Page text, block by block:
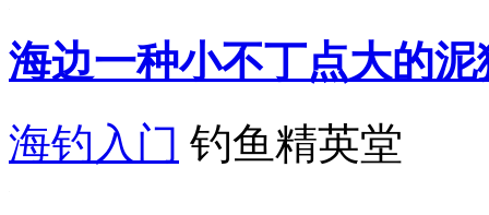
海边一种小不丁点大的
海钓入门 钓鱼精英堂